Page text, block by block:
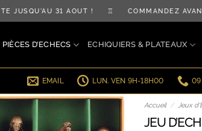
31 AOÛT ! ♖ COMMANDEZ AVANT
PIÈCES D’ECHECS ECHIQUIERS & PLATEAUX
EMAIL LUN. VEN 9H-18H00 09
Accueil / Jeux
JEU